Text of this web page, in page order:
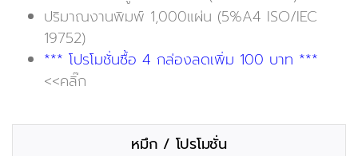
ปริมาณงานพิมพ์ 1,000แผ่น (5%A4 ISO/IEC
19752)
*** โปรโมชั่นซื้อ 4 กล่องลดเพิ่ม 100 บาท ***
<<คลิ๊ก
หมึก / โปรโมชั่น